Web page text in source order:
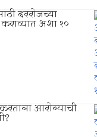
दररोजच्या
अशा १०
आरोग्याची